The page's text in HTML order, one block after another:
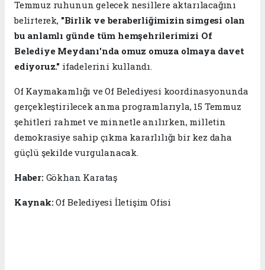
Temmuz ruhunun gelecek nesillere aktarılacağını
belirterek, "Birlik ve beraberliğimizin simgesi olan
bu anlamlı günde tüm hemşehrilerimizi Of
Belediye Meydanı'nda omuz omuza olmaya davet
ediyoruz." ifadelerini kullandı.
Of Kaymakamlığı ve Of Belediyesi koordinasyonunda
gerçekleştirilecek anma programlarıyla, 15 Temmuz
şehitleri rahmet ve minnetle anılırken, milletin
demokrasiye sahip çıkma kararlılığı bir kez daha
güçlü şekilde vurgulanacak.
Haber: Gökhan Karataş
Kaynak:Of Belediyesi İletişim Ofisi